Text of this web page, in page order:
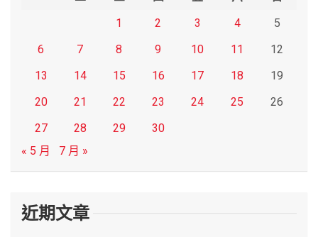
1
2 3 4
5
6
7 8 9 10 11
12
13
14 15 16 17 18
19
20
21 22 23 24 25
26
27
28 29
30
« 5 月
7 月 »
近期文章